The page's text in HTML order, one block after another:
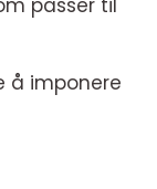
å imponere